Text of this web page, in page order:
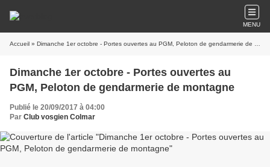
MENU
Accueil » Dimanche 1er octobre - Portes ouvertes au PGM, Peloton de gendarmerie de montagne
Dimanche 1er octobre - Portes ouvertes au
PGM, Peloton de gendarmerie de montagne
Publié le 20/09/2017 à 04:00
Par Club vosgien Colmar